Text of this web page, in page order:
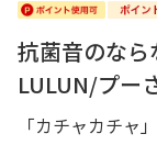
抗菌音のなら
LULUN/プー
「カチャカチャ